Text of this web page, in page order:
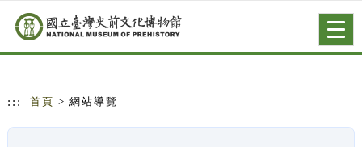
跳到主要內容
網站導覽
::: 首頁 > 網站導覽